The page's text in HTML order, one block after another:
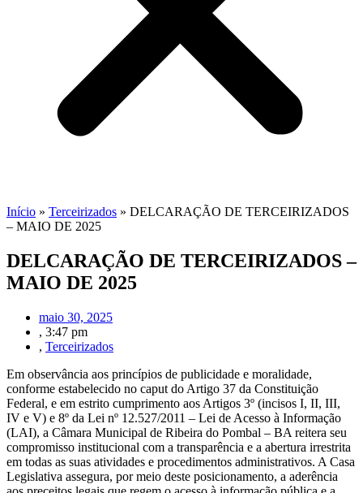
Início » Terceirizados » DELCARAÇÃO DE TERCEIRIZADOS
– MAIO DE 2025
DELCARAÇÃO DE TERCEIRIZADOS –
MAIO DE 2025
maio 30, 2025
, 3:47 pm
, Terceirizados
Em observância aos princípios de publicidade e moralidade,
conforme estabelecido no caput do Artigo 37 da Constituição
Federal, e em estrito cumprimento aos Artigos 3º (incisos I, II, III,
IV e V) e 8º da Lei nº 12.527/2011 – Lei de Acesso à Informação
(LAI), a Câmara Municipal de Ribeira do Pombal – BA reitera seu
compromisso institucional com a transparência e a abertura irrestrita
em todas as suas atividades e procedimentos administrativos. A Casa
Legislativa assegura, por meio deste posicionamento, a aderência